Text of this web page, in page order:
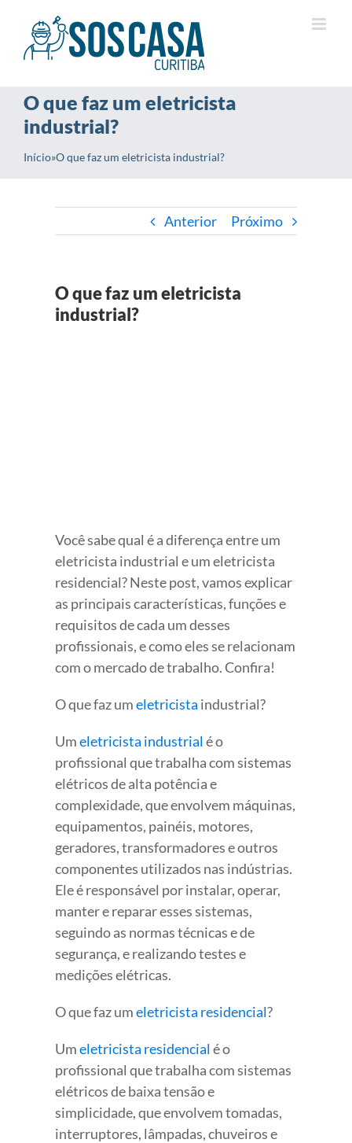
O que faz um eletricista
industrial?
Início»O que faz um eletricista industrial?
Anterior Próximo
O que faz um eletricista
industrial?
Você sabe qual é a diferença entre um
eletricista industrial e um eletricista
residencial? Neste post, vamos explicar
as principais características, funções e
requisitos de cada um desses
profissionais, e como eles se relacionam
com o mercado de trabalho. Confira!
O que faz umeletricista industrial?
Umeletricista industrialé o
profissional que trabalha com sistemas
elétricos de alta potência e
complexidade, que envolvem máquinas,
equipamentos, painéis, motores,
geradores, transformadores e outros
componentes utilizados nas indústrias.
Ele é responsável por instalar, operar,
manter e reparar esses sistemas,
seguindo as normas técnicas e de
segurança, e realizando testes e
medições elétricas.
O que faz umeletricista residencial?
Umeletricista residencialé o
profissional que trabalha com sistemas
elétricos de baixa tensão e
simplicidade, que envolvem tomadas,
interruptores, lâmpadas, chuveiros e